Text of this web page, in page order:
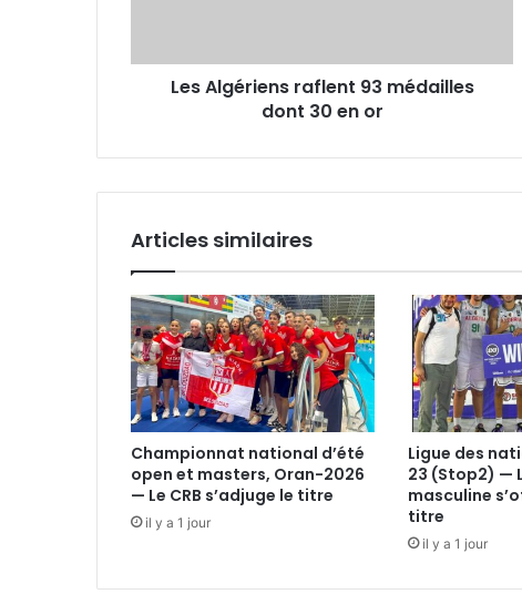
or
Les Algériens raflent 93 médailles
dont 30 en or
Articles similaires
Championnat national d’été
open et masters, Oran-2026
— Le CRB s’adjuge le titre
il y a 1 jour
Ligue des
23 (Stop2) —
masculine
titre
il y a 1 jour